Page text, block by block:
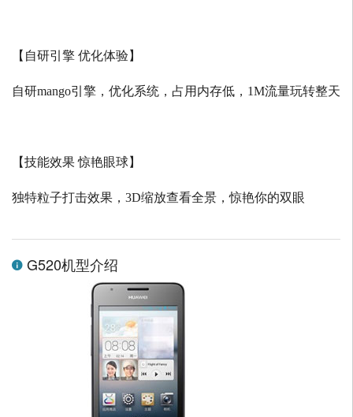
【自研引擎 优化体验】
自研mango引擎，优化系统，占用内存低， 1M流量玩转整天
【技能效果 惊艳眼球】
独特粒子打击效果， 3D缩放查看全景，惊艳你的双眼
G520机型介绍